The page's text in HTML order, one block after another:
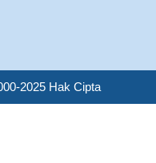
2025 Hak Cipta